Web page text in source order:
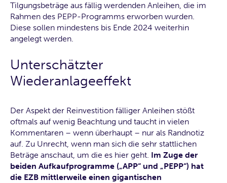
Tilgungsbeträge aus fällig werdenden Anleihen, die im
Rahmen des PEPP-Programms erworben wurden.
Diese sollen mindestens bis Ende 2024 weiterhin
angelegt werden.
Unterschätzter
Wiederanlageeffekt
Der Aspekt der Reinvestition fälliger Anleihen stößt
oftmals auf wenig Beachtung und taucht in vielen
Kommentaren – wenn überhaupt – nur als Randnotiz
auf. Zu Unrecht, wenn man sich die sehr stattlichen
Beträge anschaut, um die es hier geht. Im Zuge der
beiden Aufkaufprogramme („APP“ und „PEPP“) hat
die EZB mittlerweile einen gigantischen